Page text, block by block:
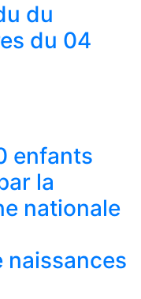
du
du 04
enfants
la
nationale
naissances